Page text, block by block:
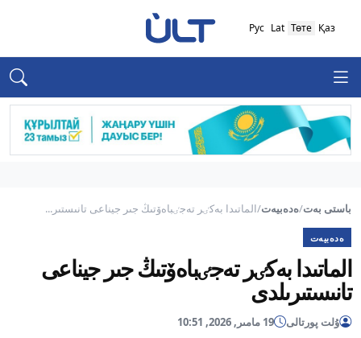
Қаз
Төте
Lat
Рус
باستى بەت/ەدەبيەت/الماتىدا بەكٸر تەجٸباەۆتىڭ جىر جيناعى تانىستىر...
ەدەبيەت
الماتىدا بەكٸر تەجٸباەۆتىڭ جىر جيناعى
تانىستىرىلدى
ۇلت پورتالى 19 مامىر, 2026, 10:51